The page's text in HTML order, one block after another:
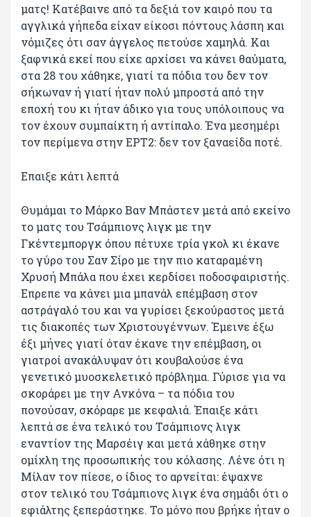
ματς! Κατέβαινε από τα δεξιά τον καιρό που τα
αγγλικά γήπεδα είχαν είκοσι πόντους λάσπη και
νόμιζες ότι σαν άγγελος πετούσε χαμηλά. Και
ξαφνικά εκεί που είχε αρχίσει να κάνει θαύματα,
στα 28 του χάθηκε, γιατί τα πόδια του δεν τον
σήκωναν ή γιατί ήταν πολύ μπροστά από την
εποχή του κι ήταν άδικο για τους υπόλοιπους να
τον έχουν συμπαίκτη ή αντίπαλο. Ένα μεσημέρι
τον περίμενα στην ΕΡΤ2: δεν τον ξαναείδα ποτέ.
Επαιξε κάτι λεπτά
Θυμάμαι το Μάρκο Βαν Μπάστεν μετά από εκείνο
το ματς του Τσάμπιονς λιγκ με την
Γκέντεμποργκ όπου πέτυχε τρία γκολ κι έκανε
το γύρο του Σαν Σίρο με την πιο καταραμένη
Χρυσή Μπάλα που έχει κερδίσει ποδοσφαιριστής.
Επρεπε να κάνει μια μπανάλ επέμβαση στον
αστράγαλό του και να γυρίσει ξεκούραστος μετά
τις διακοπές των Χριστουγέννων. Έμεινε έξω
έξι μήνες γιατί όταν έκανε την επέμβαση, οι
γιατροί ανακάλυψαν ότι κουβαλούσε ένα
γενετικό μυοσκελετικό πρόβλημα. Γύρισε για να
σκοράρει με την Ανκόνα – τα πόδια του
πονούσαν, σκόραρε με κεφαλιά. Έπαιξε κάτι
λεπτά σε ένα τελικό του Τσάμπιονς λιγκ
εναντίον της Μαρσέιγ και μετά χάθηκε στην
ομίχλη της προσωπικής του κόλασης. Λένε ότι η
Μίλαν τον πίεσε, ο ίδιος το αρνείται: έψαχνε
στον τελικό του Τσάμπιονς λιγκ ένα σημάδι ότι ο
εφιάλτης ξεπεράστηκε. Το μόνο που βρήκε ήταν ο